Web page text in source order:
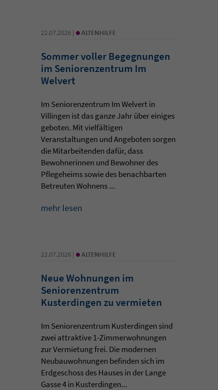
22.07.2026 | • ALTENHILFE
Sommer voller Begegnungen
im Seniorenzentrum Im
Welvert
Im Seniorenzentrum Im Welvert in
Villingen ist das ganze Jahr über einiges
geboten. Mit vielfältigen
Veranstaltungen und Angeboten sorgen
die Mitarbeitenden dafür, dass
Bewohnerinnen und Bewohner des
Pflegeheims sowie des benachbarten
Betreuten Wohnens ...
mehr lesen
22.07.2026 | • ALTENHILFE
Neue Wohnungen im
Seniorenzentrum
Kusterdingen zu vermieten
Im Seniorenzentrum Kusterdingen sind
zwei attraktive 1-Zimmerwohnungen
zur Vermietung frei. Die modernen
Neubauwohnungen befinden sich im
Erdgeschoss des Hauses in der Lange
Gasse 4 in Kusterdingen...